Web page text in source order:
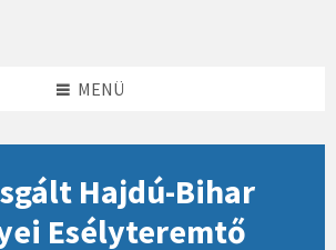
MENÜ
Hajdú-Bihar
Esélyteremtő